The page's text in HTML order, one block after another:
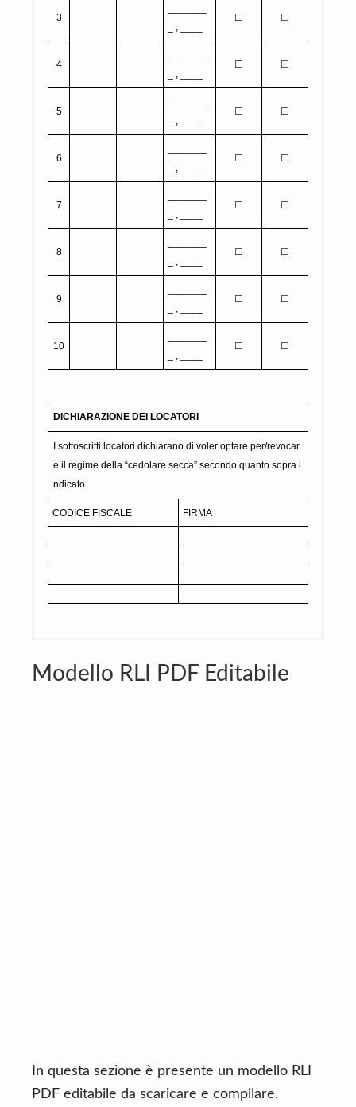
3
_ , ____
☐ ☐
4
_ , ____
☐ ☐
5
_ , ____
☐ ☐
6
_ , ____
☐ ☐
7
_ , ____
☐ ☐
8
_ , ____
☐ ☐
9
_ , ____
☐ ☐
10
_ , ____
☐ ☐
DICHIARAZIONE DEI LOCATORI
I sottoscritti locatori dichiarano di voler optare per/revocar
e il regime della “cedolare secca” secondo quanto sopra i
ndicato.
CODICE FISCALE FIRMA
Modello RLI PDF Editabile
In questa sezione è presente un modello RLI
PDF editabile da scaricare e compilare.